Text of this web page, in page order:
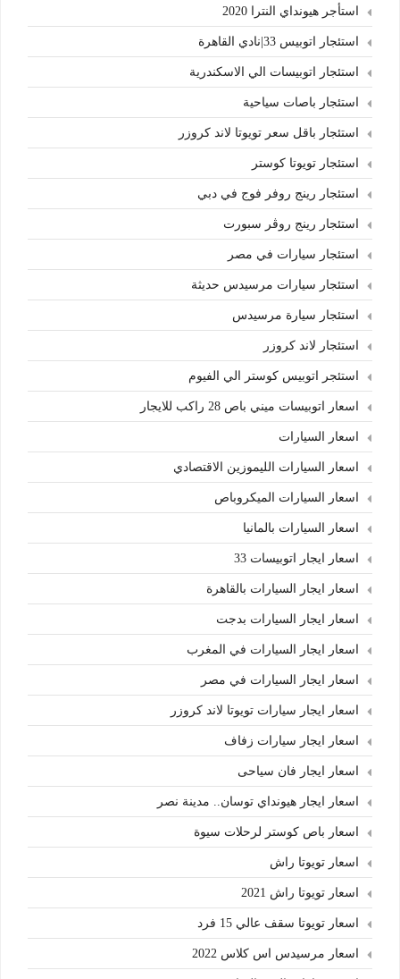
استأجر هيونداي النترا 2020
استئجار اتوبيس 33|نادي القاهرة
استئجار اتوبيسات الي الاسكندرية
استئجار باصات سياحية
استئجار باقل سعر تويوتا لاند كروزر
استئجار تويوتا كوستر
استئجار رينج روفر فوج في دبي
استئجار رينج روڤر سبورت
استئجار سيارات في مصر
استئجار سيارات مرسيدس حديثة
استئجار سيارة مرسيدس
استئجار لاند كروزر
استئجر اتوبيس كوستر الي الفيوم
اسعار اتوبيسات ميني باص 28 راكب للايجار
اسعار السيارات
اسعار السيارات الليموزين الاقتصادي
اسعار السيارات الميكروباص
اسعار السيارات بالمانيا
اسعار ايجار اتوبيسات 33
اسعار ايجار السيارات بالقاهرة
اسعار ايجار السيارات بدجت
اسعار ايجار السيارات في المغرب
اسعار ايجار السيارات في مصر
اسعار ايجار سيارات تويوتا لاند كروزر
اسعار ايجار سيارات زفاف
اسعار ايجار فان سياحى
اسعار ايجار هيونداي توسان.. مدينة نصر
اسعار باص كوستر لرحلات سيوة
اسعار تويوتا راش
اسعار تويوتا راش 2021
اسعار تويوتا سقف عالي 15 فرد
اسعار مرسيدس اس كلاس 2022